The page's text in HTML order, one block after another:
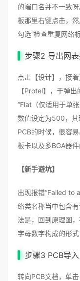
的端口名并不一致
板那里右键点击，
勾选“检查重复网络
步骤2 导出网
点击【设计】，接
【Protel】，于弹
“Flat（仅适用于单
数值设定为500，其
PCB的时候，很容
板卡以及多BGA器件
【新手避坑】
出现报错“Failed to
络类名称当中包含
法是，回到原理图
字母数字构成的形
步骤3 PCB导
转向PCB文档，单